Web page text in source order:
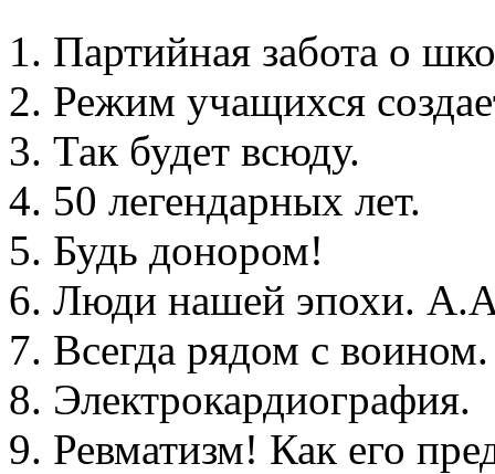
1. Партийная забота о
2. Режим учащихся
3. Так будет всюду.
4. 50 легендарных лет.
5. Будь донором!
6. Люди нашей эпохи.
7. Всегда рядом с воином.
8. Электрокардиография.
9. Ревматизм! Как его